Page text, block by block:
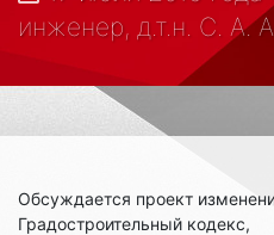
инженер, д.т.н. С. А.
Обсуждается проект
Градостроительный кодекс,